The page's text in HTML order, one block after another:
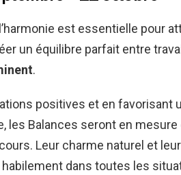
est essentielle pour
un équilibre parfait entre
.
positives et en favorisant
les Balances seront en
Leur charme naturel et
dans toutes les